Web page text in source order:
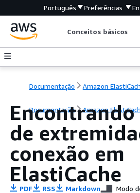
Português Preferências
Conceitos básicos
Documentação Amazon
Documentação Amazon
de
conexão em
ElastiCache
PDF RSS Markdown Modo